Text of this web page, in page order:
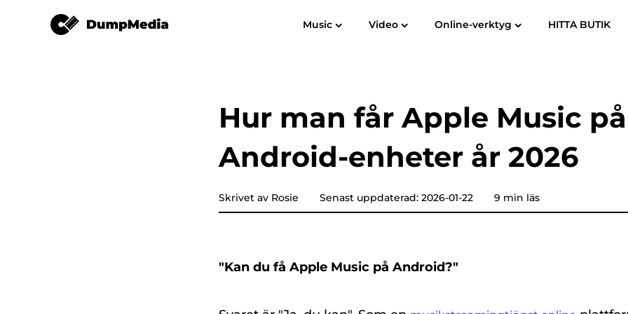
Music
Apple Music Converter YouTube Music Converter
Amazon Music Converter Hörbar omvandlare
Pandora Music Converter
Video Online-verktyg HITTA BUTIK
Apple Music Converter Användarhandbok Vanliga frågor
Hur man får Apple Music på
Android-enheter år 2026
Skrivet av Rosie Senast uppdaterad: 2026-01-22 9 min läs
"Kan du få Apple Music på Android?"